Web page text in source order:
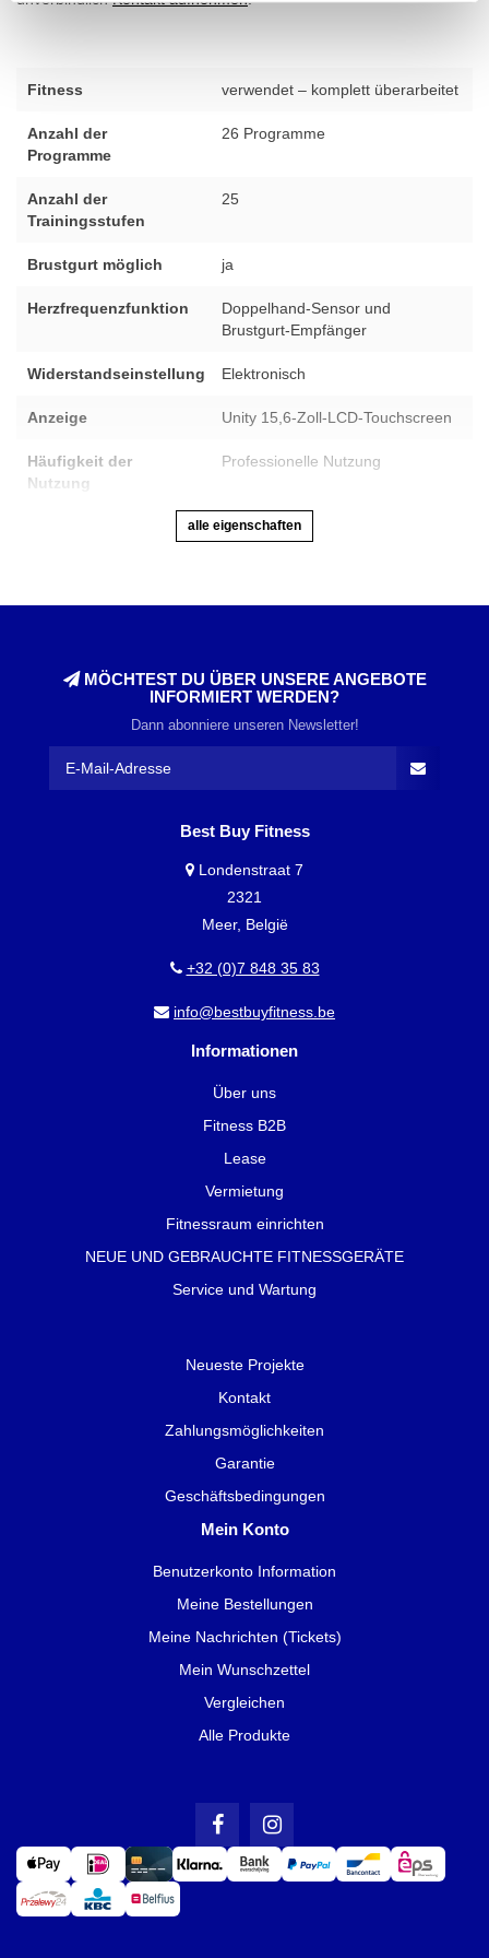
Fitness verwendet – komplett überarbeitet
Anzahl der
Programme
26 Programme
Anzahl der
Trainingsstufen
25
Brustgurt möglich ja
Herzfrequenzfunktion
Doppelhand-Sensor und
Brustgurt-Empfänger
Widerstandseinstellung Elektronisch
Anzeige Unity 15,6-Zoll-LCD-Touchscreen
Häufigkeit der
Nutzung
Professionelle Nutzung
alle eigenschaften
MÖCHTEST DU ÜBER UNSERE ANGEBOTE
INFORMIERT WERDEN?
Dann abonniere unseren Newsletter!
Best Buy Fitness
Londenstraat 7
2321
Meer, België
+32 (0)7 848 35 83
info@bestbuyfitness.be
Informationen
Über uns
Fitness B2B
Lease
Vermietung
Fitnessraum einrichten
NEUE UND GEBRAUCHTE FITNESSGERÄTE
Service und Wartung
Neueste Projekte
Kontakt
Zahlungsmöglichkeiten
Garantie
Geschäftsbedingungen
Mein Konto
Benutzerkonto Information
Meine Bestellungen
Meine Nachrichten (Tickets)
Mein Wunschzettel
Vergleichen
Alle Produkte